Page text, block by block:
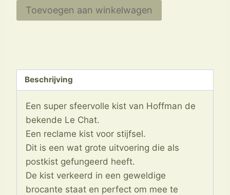
Reclame
Kist
Hoffman
D`Amidon
aantal
Toevoegen aan winkelwagen
Beschrijving
Een super sfeervolle kist van Hoffman de
bekende Le Chat.
Een reclame kist voor stijfsel.
Dit is een wat grote uitvoering die als
postkist gefungeerd heeft.
De kist verkeerd in een geweldige
brocante staat en perfect om mee te